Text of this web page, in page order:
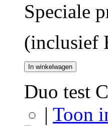
Speciale
(inclusief
In winkelwagen
Duo test
| Toon